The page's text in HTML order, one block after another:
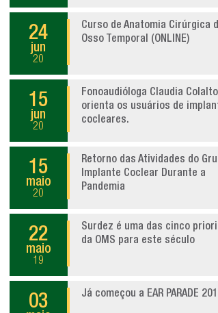
24
jun
20
Curso de Anatomia Cirúrgica
Osso Temporal (ONLINE)
15
jun
20
Fonoaudióloga Claudia Colalto
orienta os usuários de
cocleares.
15
maio
20
Retorno das Atividades do
Implante Coclear Durante a
Pandemia
22
maio
19
Surdez é uma das cinco
da OMS para este século
03 Já começou a EAR PARADE